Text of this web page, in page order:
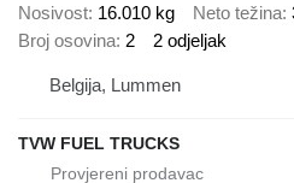
Nosivost 16.010 kg Neto težina
Broj osovina 2 2 odjeljak
Belgija, Lummen
TVW FUEL TRUCKS